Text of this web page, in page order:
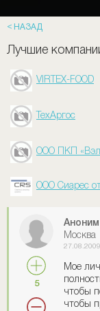
НАЗАД
Лучшие
VIRTEX-FOOD
ТехАргос
ООО ПКП
ООО Сиарес
5
Аноним
Москва
Мое
чтобы
чтобы